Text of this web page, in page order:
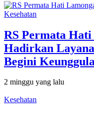
Kesehatan
RS Permata
Hadirkan
Begini
2 minggu yang lalu
Kesehatan